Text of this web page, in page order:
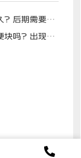
直反复填充吗？
定是失败了吗？